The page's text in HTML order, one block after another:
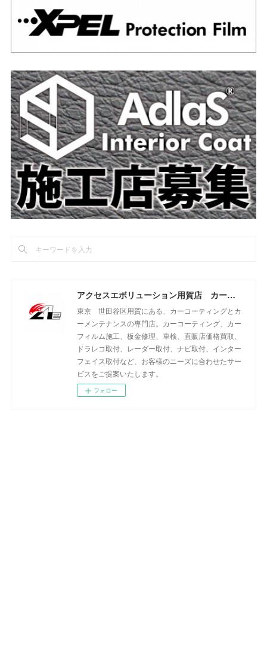
アクセスエボリューション用賀店 カーコーティング・カーメンテナンスの専門店
東京 世田谷区用賀にある、カーコーティングとカ
ーメンテナンスの専門店。カーコーティング、カー
フィルム施工、板金修理、車検、直販店価格買取、
ドラレコ取付、レーダー取付、ナビ取付、インター
フェイス取付など、お客様のニーズに合わせたサー
ビスをご提案いたします。
フォロー